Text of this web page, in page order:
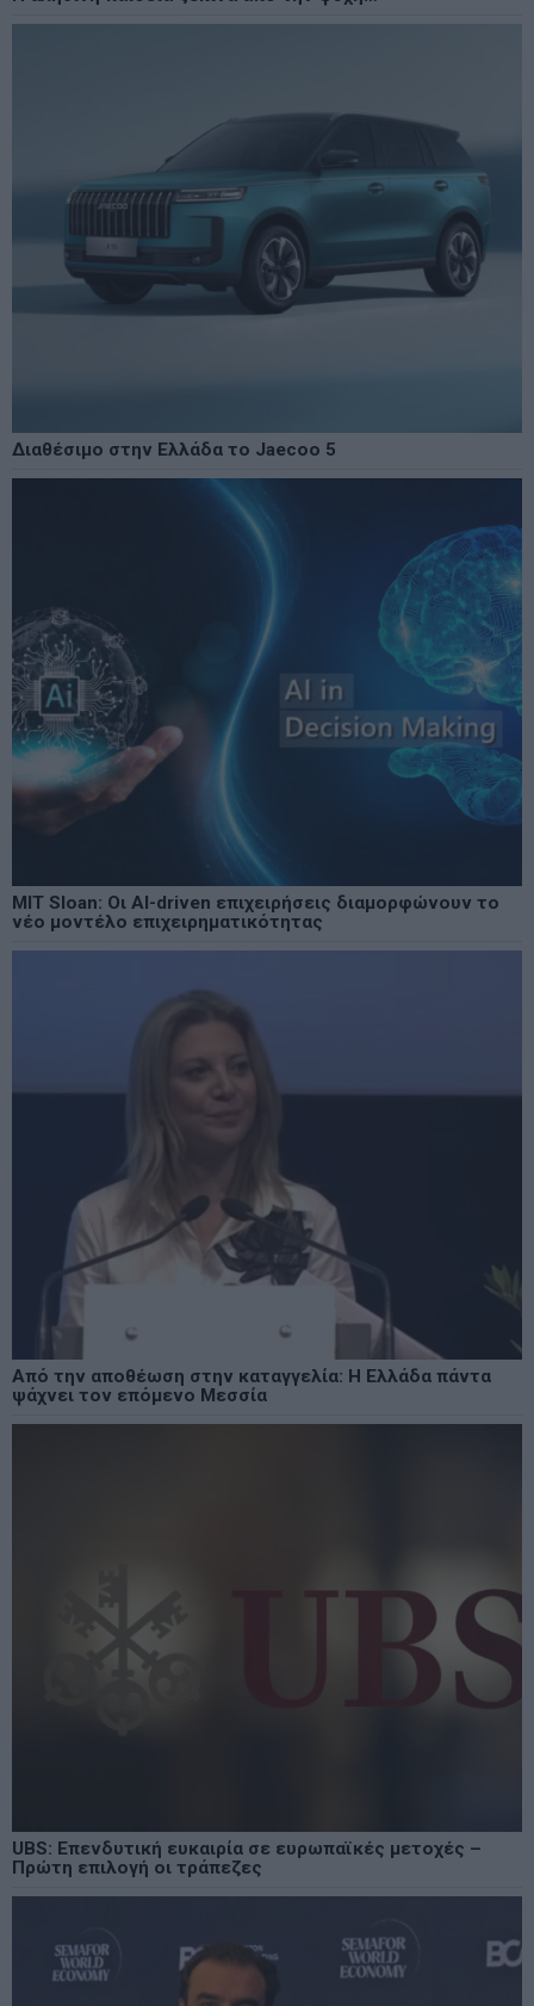
Διαθέσιμο στην Ελλάδα το Jaecoo 5
MIT Sloan: Οι AI-driven επιχειρήσεις διαμορφώνουν το
νέο μοντέλο επιχειρηματικότητας
Από την αποθέωση στην καταγγελία: Η Ελλάδα πάντα
ψάχνει τον επόμενο Μεσσία
UBS: Επενδυτική ευκαιρία σε ευρωπαϊκές μετοχές –
Πρώτη επιλογή οι τράπεζες